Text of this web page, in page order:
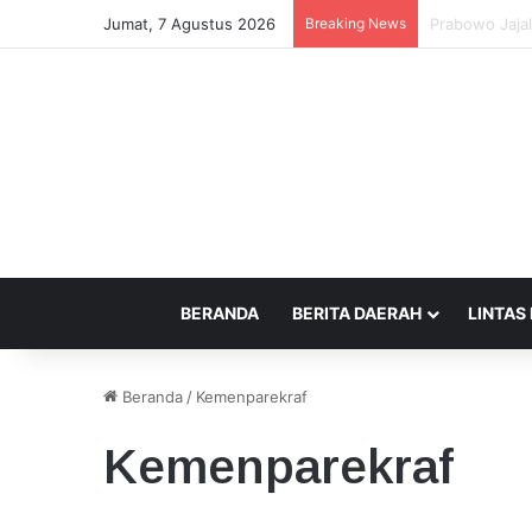
Jumat, 7 Agustus 2026 Breaking News Pemprov
BERANDA BERITA DAERAH LINTAS
Beranda / Kemenparekraf
Kemenparekraf